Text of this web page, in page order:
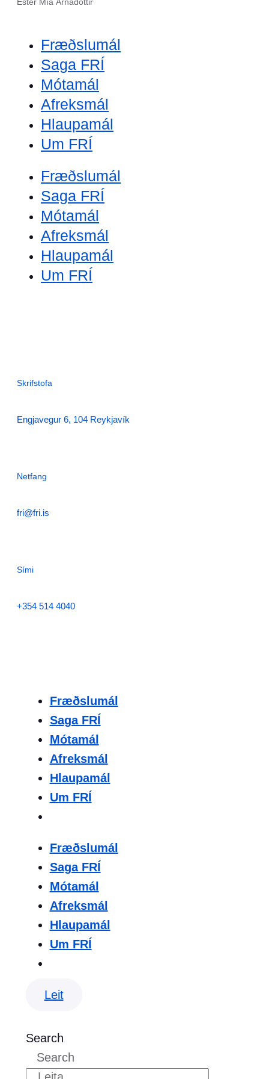
Fræðslumál
Saga FRÍ
Mótamál
Afreksmál
Hlaupamál
Um FRÍ
Fræðslumál
Saga FRÍ
Mótamál
Afreksmál
Hlaupamál
Um FRÍ
Skrifstofa
Engjavegur 6, 104 Reykjavík
Netfang
fri@fri.is
Sími
+354 514 4040
Fræðslumál
Saga FRÍ
Mótamál
Afreksmál
Hlaupamál
Um FRÍ
Fræðslumál
Saga FRÍ
Mótamál
Afreksmál
Hlaupamál
Um FRÍ
Leit
Search
Search